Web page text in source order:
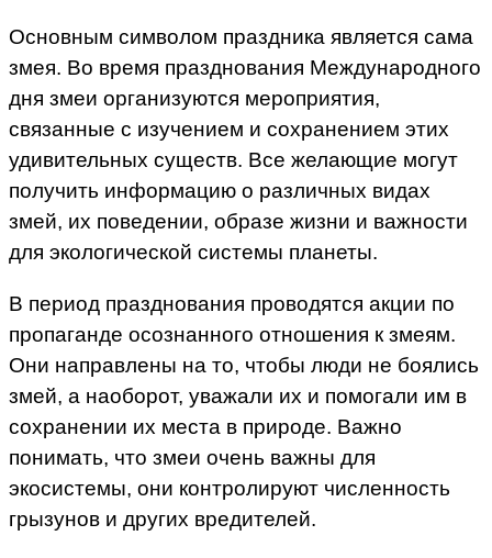
Основным символом праздника является сама
змея. Во время празднования Международного
дня змеи организуются мероприятия,
связанные с изучением и сохранением этих
удивительных существ. Все желающие могут
получить информацию о различных видах
змей, их поведении, образе жизни и важности
для экологической системы планеты.
В период празднования проводятся акции по
пропаганде осознанного отношения к змеям.
Они направлены на то, чтобы люди не боялись
змей, а наоборот, уважали их и помогали им в
сохранении их места в природе. Важно
понимать, что змеи очень важны для
экосистемы, они контролируют численность
грызунов и других вредителей.